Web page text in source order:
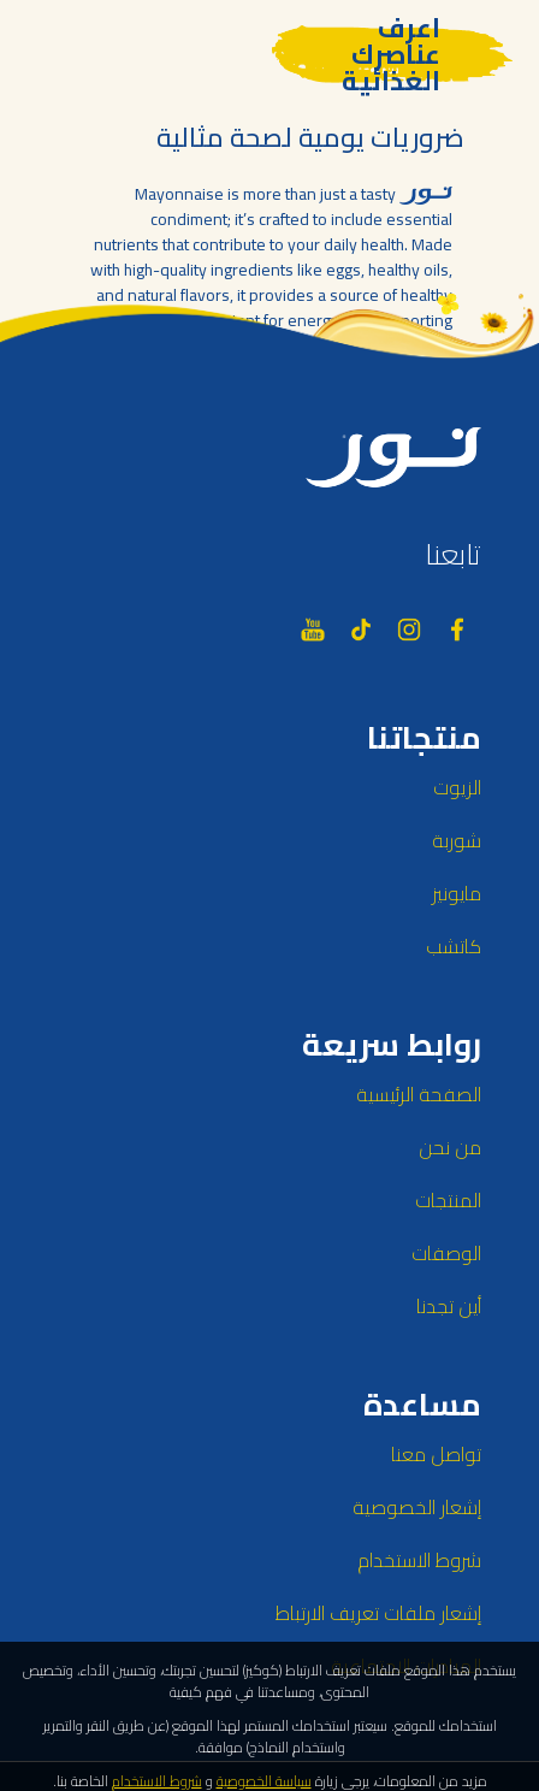
اعرف
عناصرك
الغذائية
ضروريات يومية لصحة مثالية
Mayonnaise is more than just a tasty
condiment; it’s crafted to include essential
nutrients that contribute to your daily health. Made
with high-quality ingredients like eggs, healthy oils,
and natural flavors, it provides a source of healthy
fats that are important for energy and supporting
cell functions. While it’s important to enjoy it in
you’re spreading it on a sandwich or mixing it into
Mayonnaise helps you enjoy your
food while supporting your overall well-being.
تابعنا
منتجاتنا
الزيوت
شوربة
مايونيز
كاتشب
روابط سريعة
الصفحة الرئيسية
من نحن
المنتجات
الوصفات
أين تجدنا
مساعدة
تواصل معنا
إشعار الخصوصية
شروط الاستخدام
إشعار ملفات تعريف الارتباط
المبادرات الاجتماعية
يستخدم هذا الموقع ملفات تعريف الارتباط (كوكيز) لتحسين تجربتك، وتحسين الأداء، وتخصيص
المحتوى، ومساعدتنا في فهم كيفية
استخدامك للموقع. سيعتبر استخدامك المستمر لهذا الموقع (عن طريق النقر والتمرير
واستخدام النماذج) موافقة.
مزيد من المعلومات، يرجى زيارةسياسة الخصوصيةوشروط الاستخدامالخاصة بنا.